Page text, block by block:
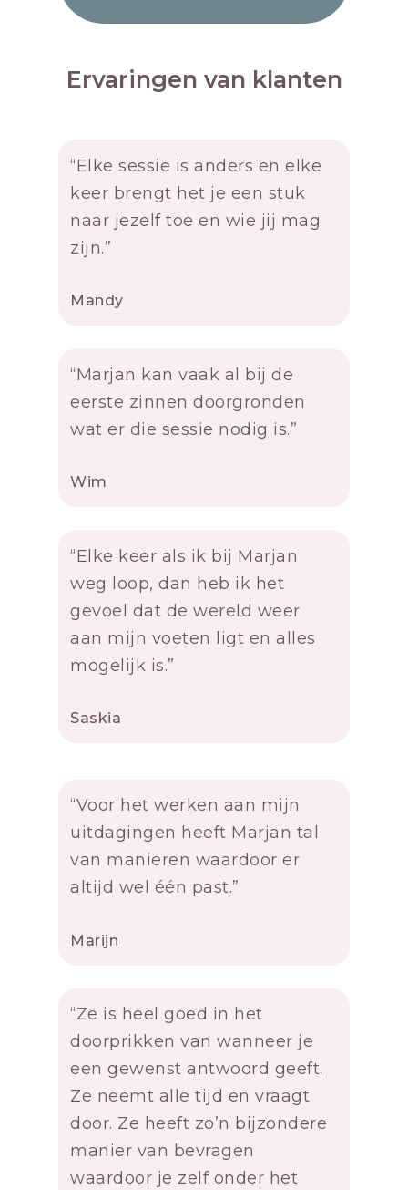
Ervaringen van klanten
“Elke sessie is anders en elke
keer brengt het je een stuk
naar jezelf toe en wie jij mag
zijn.”
Mandy
“Marjan kan vaak al bij de
eerste zinnen doorgronden
wat er die sessie nodig is.”
Wim
“Elke keer als ik bij Marjan
weg loop, dan heb ik het
gevoel dat de wereld weer
aan mijn voeten ligt en alles
mogelijk is.”
Saskia
“Voor het werken aan mijn
uitdagingen heeft Marjan tal
van manieren waardoor er
altijd wel één past.”
Marijn
“Ze is heel goed in het
doorprikken van wanneer je
een gewenst antwoord geeft.
Ze neemt alle tijd en vraagt
door. Ze heeft zo’n bijzondere
manier van bevragen
waardoor je zelf onder het